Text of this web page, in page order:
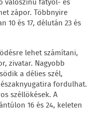
zápor. Többnyire
10 és 17, délután 23 és
lehet számítani,
zivatar. Nagyobb
a délies szél,
fordulhat.
széllökések. A
16 és 24, keleten